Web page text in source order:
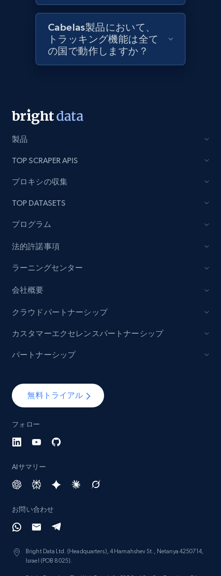
Lazada - Products - Discover products by
keyword
URL, Title, Rating, Reviews, Initial price, Final
category URL or brand URL
URL, Title, Rating, Reviews, Initial price, Final
Lazada - Products - Discover products by
URL, Title, Rating, Reviews, Initial price, Final
991+ 165+ 今すぐ始める
brand URL
URL, Title, Rating, Reviews, Initial price, Final
991+
Lowes.com
URL, Domain, Marketplace pn, Sku, Other pn,
more.
991+ 162+ 今すぐ始める
Cabelas製品において、
トラッキング機能は全て
の国で動作しますか？
製品
TOP SCRAPER APIS
プロキシの収集
TOP DATASETS
プログラム
法的許諾事項
ラーニングセンター
会社概要
無料トライアル
フォロー
AIサマリー
お問い合わせ
Bright Data Ltd. (Headquarters), 4 Hamahshev St., Netanya 4250714,
Israel (POB 8025).
クラウドパートナーシップ
カスタマーエクセレンスパートナーシップ
パートナーシップ